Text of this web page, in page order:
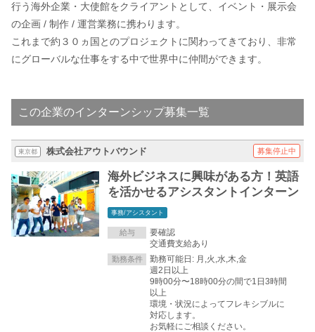
行う海外企業・大使館をクライアントとして、イベント・展示会
の企画 / 制作 / 運営業務に携わります。
これまで約３０ヵ国とのプロジェクトに関わってきており、非常
にグローバルな仕事をする中で世界中に仲間ができます。
この企業のインターンシップ募集一覧
東京都 株式会社アウトバウンド 募集停止中
海外ビジネスに興味がある方！英語
を活かせるアシスタントインターン
事務/アシスタント
給与
要確認
交通費支給あり
勤務条件
勤務可能日: 月,火,水,木,金
週2日以上
9時00分〜18時00分の間で1日3時間
以上
環境・状況によってフレキシブルに
対応します。
お気軽にご相談ください。